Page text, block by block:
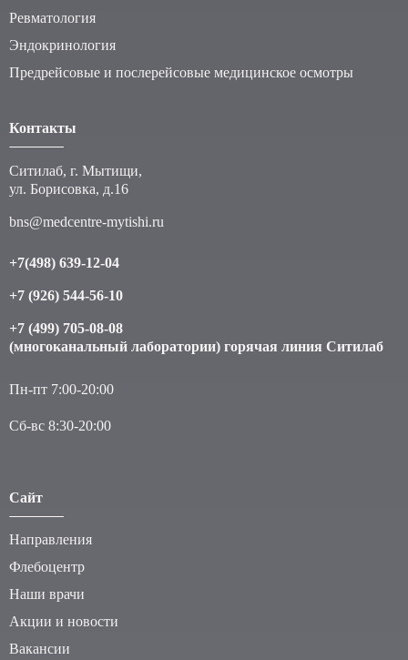
Ревматология
Эндокринология
Предрейсовые и послерейсовые медицинское осмотры
Контакты
Ситилаб, г. Мытищи,
ул. Борисовка, д.16
bns@medcentre-mytishi.ru
+7(498) 639-12-04
+7 (926) 544-56-10
+7 (499) 705-08-08
(многоканальный лаборатории) горячая линия Ситилаб
Пн-пт 7:00-20:00
Сб-вс 8:30-20:00
Сайт
Направления
Флебоцентр
Наши врачи
Акции и новости
Вакансии